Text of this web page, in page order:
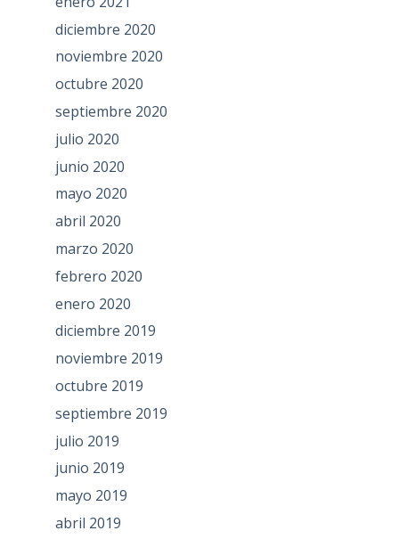
diciembre 2020
noviembre 2020
octubre 2020
septiembre 2020
julio 2020
junio 2020
mayo 2020
abril 2020
marzo 2020
febrero 2020
enero 2020
diciembre 2019
noviembre 2019
octubre 2019
septiembre 2019
julio 2019
junio 2019
mayo 2019
abril 2019